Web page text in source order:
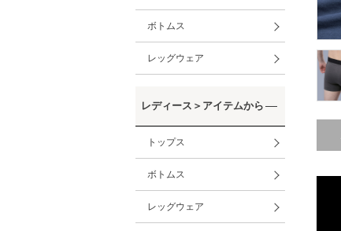
ボトムス
レッグウェア
レディース＞アイテムから
トップス
ボトムス
レッグウェア